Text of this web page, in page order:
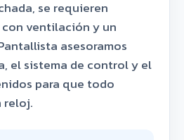
se requieren
ventilación y un
asesoramos
el sistema de control y el
para que todo
reloj.